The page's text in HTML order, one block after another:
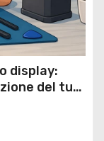
display:
del tuo